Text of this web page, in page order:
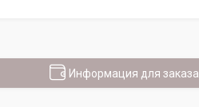
Информация для заказа